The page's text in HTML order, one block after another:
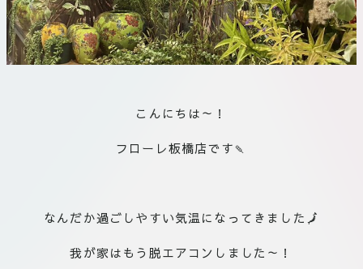
こんにちは～！
フローレ板橋店です🍡
なんだか過ごしやすい気温になってきました🗾
我が家はもう脱エアコンしました～！
EN
flore21
facebook